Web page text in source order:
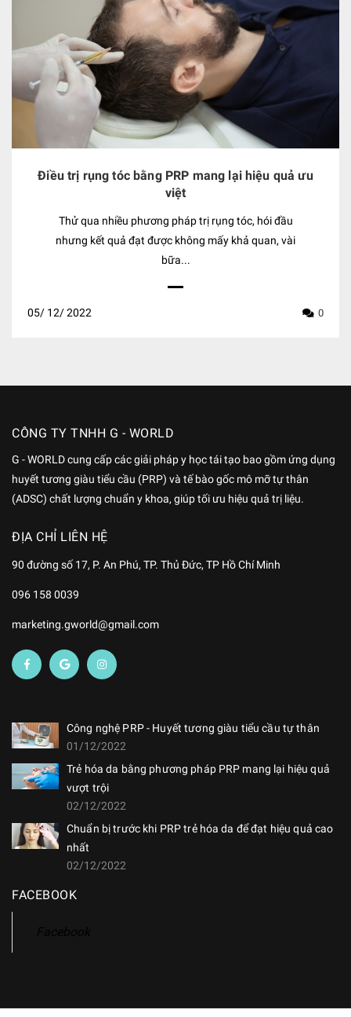
Điều trị rụng tóc bằng PRP mang lại hiệu quả ưu
việt
Thử qua nhiều phương pháp trị rụng tóc, hói đầu
nhưng kết quả đạt được không mấy khả quan, vài
bữa...
05/ 12/2022 0
CÔNG TY TNHH G - WORLD
G - WORLD cung cấp các giải pháp y học tái tạo bao gồm ứng dụng
huyết tương giàu tiểu cầu (PRP) và tế bào gốc mô mỡ tự thân
(ADSC) chất lượng chuẩn y khoa, giúp tối ưu hiệu quả trị liệu.
ĐỊA CHỈ LIÊN HỆ
90 đường số 17, P. An Phú, TP. Thủ Đức, TP Hồ Chí Minh
096 158 0039
marketing.gworld@gmail.com
Công nghệ PRP - Huyết tương giàu tiểu cầu tự thân
01/12/2022
Trẻ hóa da bằng phương pháp PRP mang lại hiệu quả
vượt trội
02/12/2022
Chuẩn bị trước khi PRP trẻ hóa da để đạt hiệu quả cao
nhất
02/12/2022
FACEBOOK